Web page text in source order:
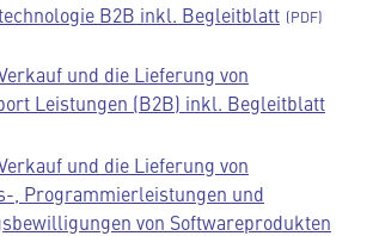
B2B inkl. Begleitblatt
und die Lieferung von
Leistungen (B2B) inkl. Begleitblatt
und die Lieferung von
, Programmierleistungen und
von Softwareprodukten